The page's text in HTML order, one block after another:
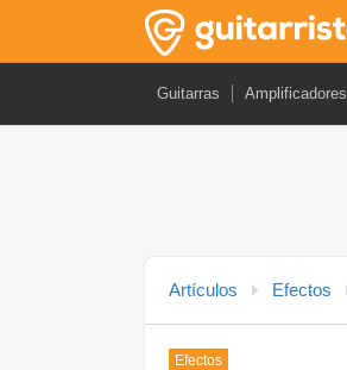
Guitarras Amplificadores
Artículos Efectos
Efectos